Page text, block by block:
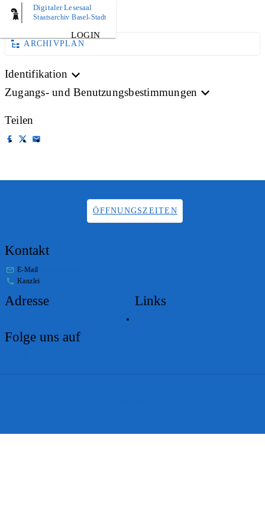
Digitaler Lesesaal
Staatsarchiv Basel-Stadt
LOGIN
BILD
ARCHIVPLAN
Identifikation
Zugangs- und Benutzungsbestimmungen
Teilen
ÖFFNUNGSZEITEN
Kontakt
E-Mail
Kanzlei
Adresse Links
Folge uns auf